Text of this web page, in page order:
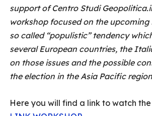
support of Centro Studi
workshop focused on the upcoming
so called “populistic” tendency
several European countries, the
on those issues and the possible
the election in the Asia Pacific
Here you will find a link to watch